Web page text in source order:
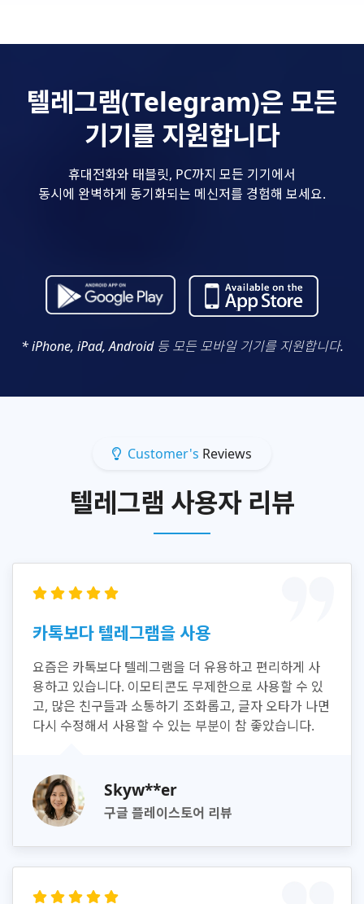
텔레그램(Telegram)은 모든
기기를 지원합니다
휴대전화와 태블릿, PC까지 모든 기기에서
동시에 완벽하게 동기화되는 메신저를 경험해 보세요.
* iPhone, iPad, Android 등 모든 모바일 기기를 지원합니다.
Customer's Reviews
텔레그램 사용자 리뷰
카톡보다 텔레그램을 사용
요즘은 카톡보다 텔레그램을 더 유용하고 편리하게 사
용하고 있습니다. 이모티콘도 무제한으로 사용할 수 있
고, 많은 친구들과 소통하기 조화롭고, 글자 오타가 나면
다시 수정해서 사용할 수 있는 부분이 참 좋았습니다.
Skyw**er
구글 플레이스토어 리뷰